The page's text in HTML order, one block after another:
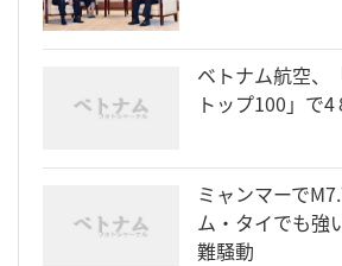
ベトナム航空、
トップ100」で
ミャンマーで
ム・タイでも強
難騒動